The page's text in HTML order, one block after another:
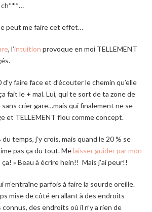
ch***…
peut me faire cet effet…
, l’intuition provoque en moi TELLEMENT
faire face et d’écouter le chemin qu’elle
fait le + mal. Lui, qui te sort de ta zone de
crier gare…mais qui finalement ne se
et TELLEMENT flou comme concept.
du temps, j’y crois, mais quand le 20 % se
pas ça du tout. Melaisser guider par mon
ça! » Beau à écrire hein!! Mais j’ai peur!!
m’entraîne parfois à faire la sourde oreille.
mise de côté en allant à des endroits
des endroits où il n’y a rien de